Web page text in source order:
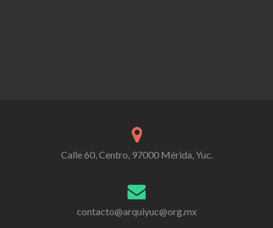
Calle 60, Centro, 97000 Mérida, Yuc.
contacto@arquiyuc@org.mx